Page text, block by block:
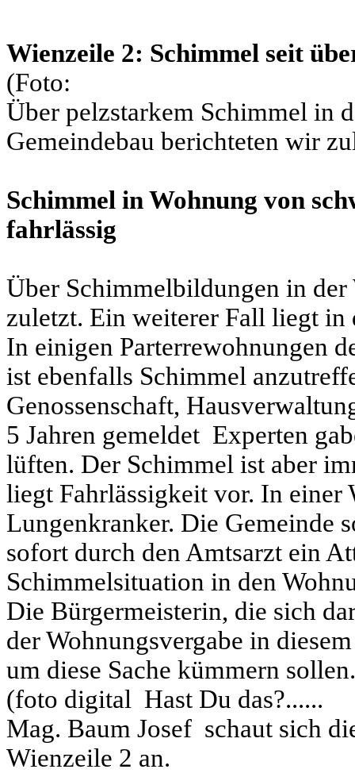
Wienzeile 2: Schimmel seit
(Foto:
Über pelzstarkem Schimmel in
Gemeindebau berichteten wir
Schimmel in Wohnung von
fahrlässig
Über Schimmelbildungen in
zuletzt. Ein weiterer Fall liegt in
In einigen Parterrewohnungen
ist ebenfalls Schimmel
Genossenschaft,
5 Jahren gemeldet Experten
lüften. Der Schimmel ist aber
liegt Fahrlässigkeit vor. In einer
Lungenkranker. Die Gemeinde
sofort durch den Amtsarzt ein
Schimmelsituation in den
Die Bürgermeisterin, die sich
der Wohnungsvergabe in
um diese Sache kümmern sollen.
(foto digital Hast Du das?......
Mag. Baum Josef schaut sich
Wienzeile 2 an.